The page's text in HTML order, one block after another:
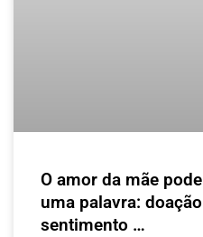
O amor da mãe
uma palavra:
sentimento …